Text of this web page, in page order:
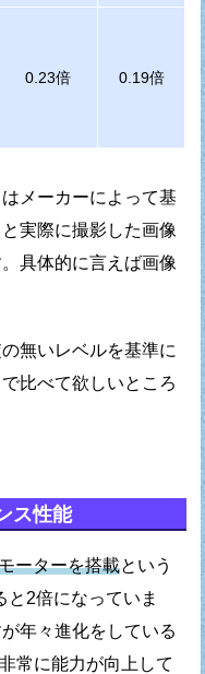
0.23倍 0.19倍
メーカーによって基
実際に撮影した画像
具体的に言えば画像
無いレベルを基準に
比べて欲しいところ
ス性能
ーターを搭載という
2倍になっていま
年々進化をしている
常に能力が向上して